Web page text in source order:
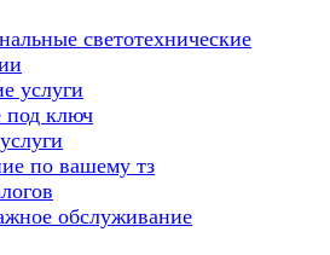
светотехнические
услуги
ключ
по вашему тз
обслуживание